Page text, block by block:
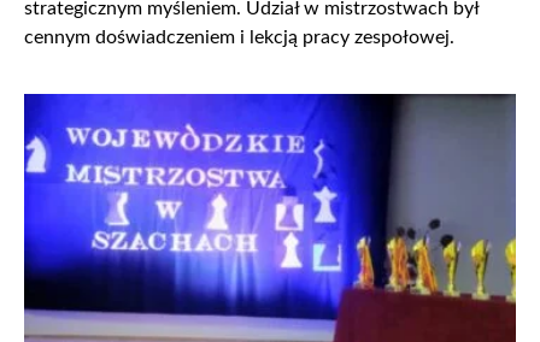
strategicznym myśleniem. Udział w mistrzostwach był
cennym doświadczeniem i lekcją pracy zespołowej.